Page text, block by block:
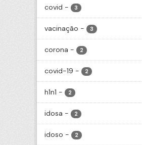
covid - 3
vacinação - 3
corona - 2
covid-19 - 2
h1n1 - 2
idosa - 2
idoso - 2